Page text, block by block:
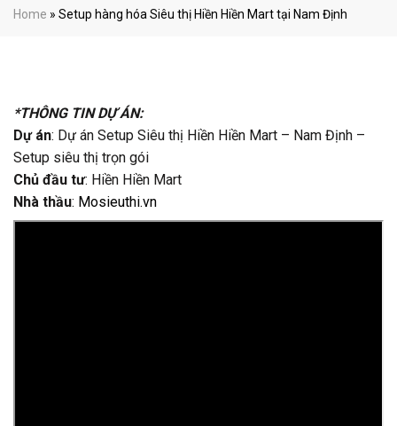
Home » Setup hàng hóa Siêu thị Hiền Hiền Mart tại Nam Định
*THÔNG TIN DỰ ÁN:
Dự án: Dự án Setup Siêu thị Hiền Hiền Mart – Nam Định –
Setup siêu thị trọn gói
Chủ đầu tư: Hiền Hiền Mart
Nhà thầu: Mosieuthi.vn